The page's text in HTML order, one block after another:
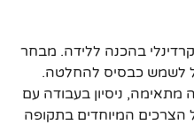
בהכנה ללידה. מבחר
לשמש כבסיס להחלטה.
ניסיון בעבודה עם
הצרכים המיוחדים בתקופה